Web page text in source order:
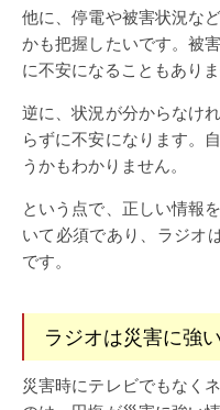
他に、停電や被害状況な
かも把握したいです。被
に不安になることもありま
逆に、状況が分からなけ
らずに不安になります。
うかもわかりません。
という点で、正しい情報
いて必須であり、ラジオ
です。
ラジオは災害に強い
災害時にテレビでもなく